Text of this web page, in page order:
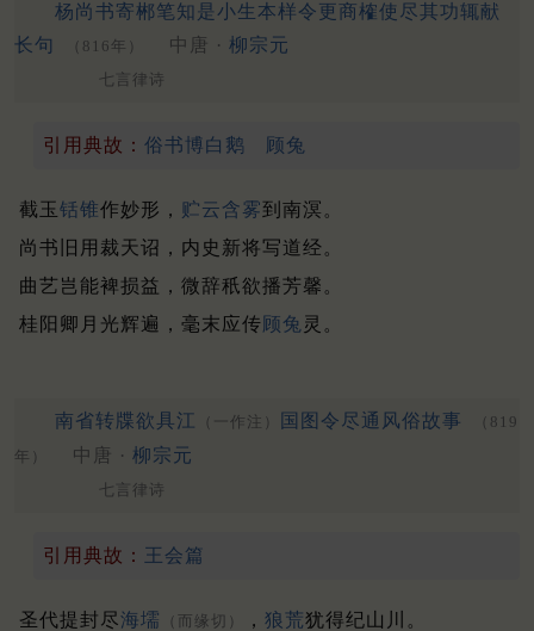
杨尚书寄郴笔知是小生本样令更商榷使尽其功辄献
长句
（816年） 中唐 · 柳宗元
七言律诗
引用典故： 俗书博白鹅 顾兔
截玉铦锥作妙形， 贮云含雾到南溟。
尚书旧用裁天诏，内史新将写道经。
曲艺岂能裨损益，微辞秖欲播芳馨。
桂阳卿月光辉遍，毫末应传 顾兔 灵。
南省转牒欲具江 （一作注） 国图令尽通风俗故事
（819
年）
中唐 · 柳宗元
七言律诗
引用典故： 王会篇
圣代提封尽海壖 （而缘切） ， 狼荒犹得纪山川。